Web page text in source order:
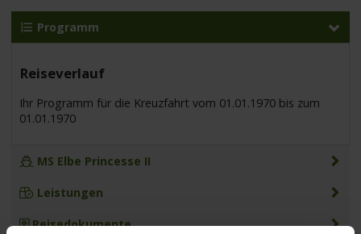
Programm
Reiseverlauf
Ihr Programm für die Kreuzfahrt vom 01.01.1970 bis zum
01.01.1970
MS Elbe Princesse II
Leistungen
Reisedokumente